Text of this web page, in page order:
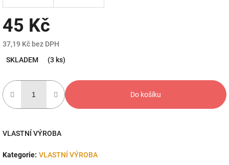
45 Kč
37,19 Kč bez DPH
cena:
SKLADEM (3 ks)
Do košíku
VLASTNÍ VÝROBA
Kategorie: VLASTNÍ VÝROBA